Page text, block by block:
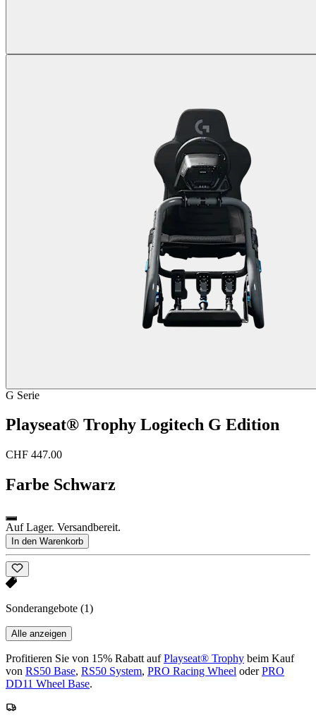
G Serie
Playseat® Trophy Logitech G Edition
CHF 447.00
Farbe Schwarz
Auf Lager. Versandbereit.
In den Warenkorb
Sonderangebote (1)
Alle anzeigen
Profitieren Sie von 15% Rabatt aufPlayseat® Trophy beim Kauf
von RS50 Base, RS50 System, PRO Racing Wheel oderPRO
DD11 Wheel Base.